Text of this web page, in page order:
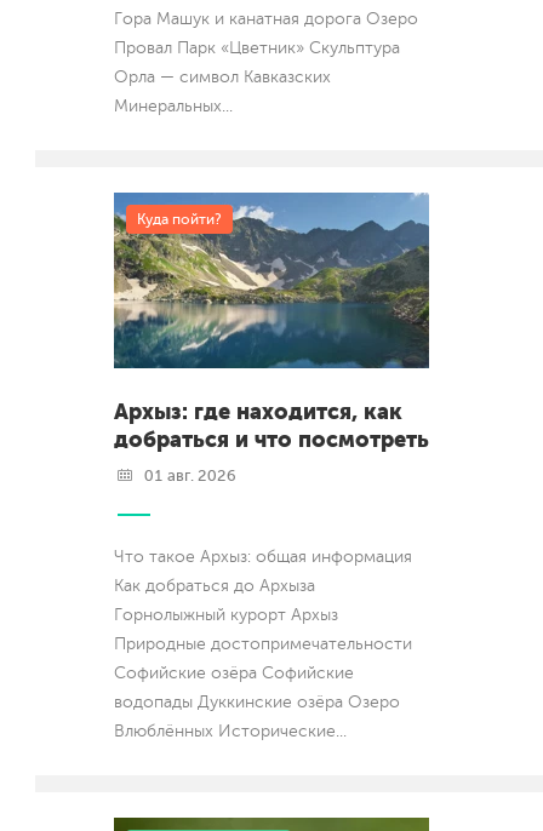
Гора Машук и канатная дорога Озеро
Провал Парк «Цветник» Скульптура
Орла — символ Кавказских
Минеральных
Куда пойти?
Архыз: где находится, как
добраться и что посмотреть
01 авг. 2026
Что такое Архыз: общая информация
Как добраться до Архыза
Горнолыжный курорт Архыз
Природные достопримечательности
Софийские озёра Софийские
водопады Дуккинские озёра Озеро
Влюблённых Исторические